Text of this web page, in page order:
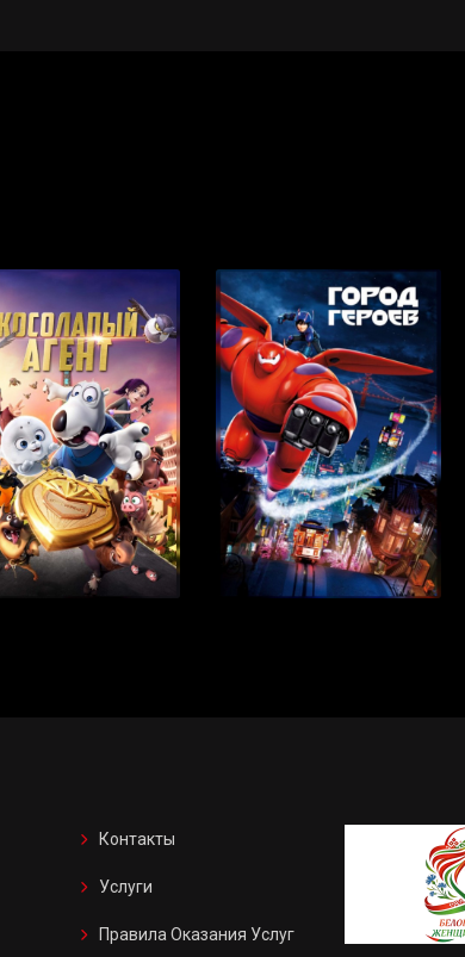
Контакты
Услуги
Правила Оказания Услуг